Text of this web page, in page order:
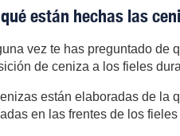
están hechas las
vez te has preguntado de
de ceniza a los fieles
están elaboradas de la
en las frentes de los